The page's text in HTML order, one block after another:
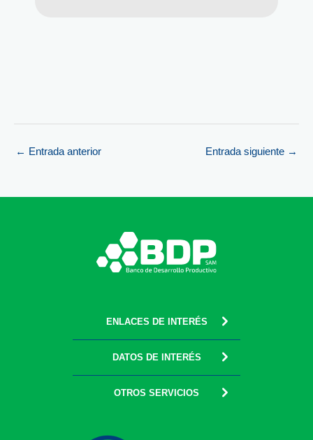
← Entrada anterior Entrada siguiente →
ENLACES DE INTERÉS
DATOS DE INTERÉS
OTROS SERVICIOS